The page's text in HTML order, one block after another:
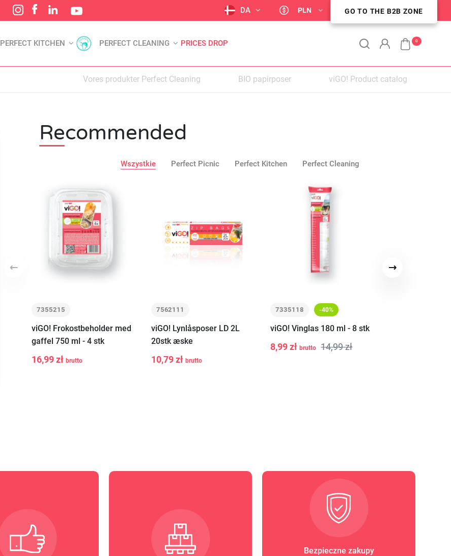
DA PLN STREFA KLIENTA B2B
GO TO THE B2B ZONE
PERFECT KITCHEN PERFECT CLEANING PRICES DROP 0
Vores produkter Perfect Cleaning BIO papirposer viGO! Product catalog
Recommended
Wszystkie Perfect Picnic Perfect Kitchen Perfect Cleaning
Næste
7355215
viGO! Frokostbeholder med
gaffel 750 ml - 4 stk
16,99 zł brutto
- +
7562111
viGO! Lynlåsposer LD 2L
20stk æske
10,79 zł brutto
- +
7335118 -40%
viGO! Vinglas 180 ml - 8 stk
8,99 złbrutto 14,99 zł
Bezpieczne zakupy